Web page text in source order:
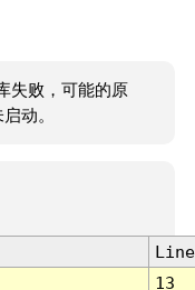
失败，可能的原
动。
Line
13